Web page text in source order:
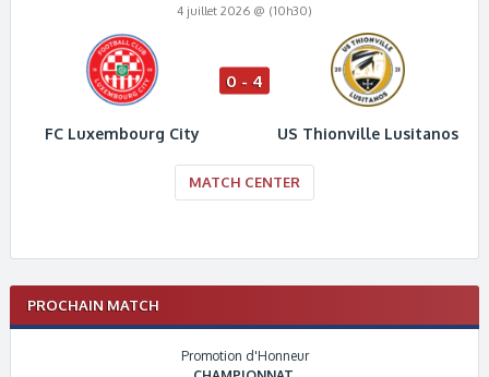
4 juillet 2026 @ (10h30)
FC Luxembourg City
0 - 4
US Thionville Lusitanos
MATCH CENTER
PROCHAIN MATCH
Promotion d'Honneur